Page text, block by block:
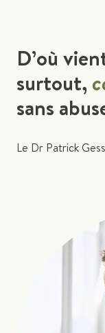
D’où
surtout,
sans
Le Dr Patrick